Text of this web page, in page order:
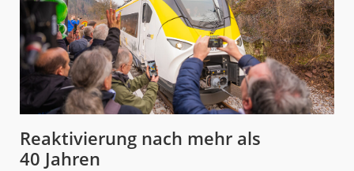
Reaktivierung nach mehr als
40 Jahren